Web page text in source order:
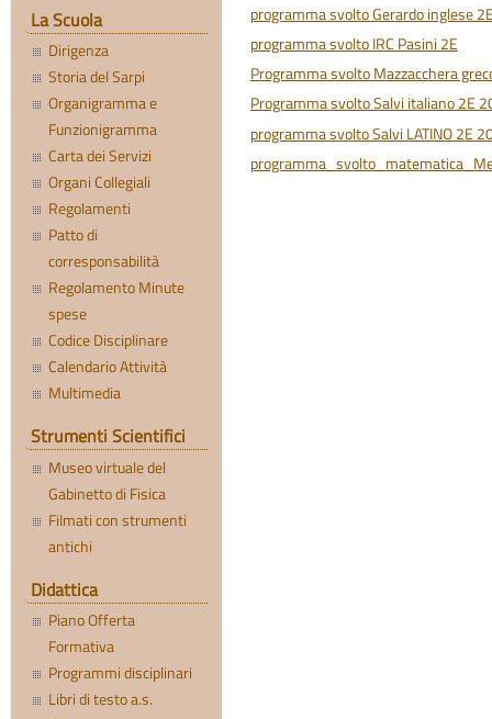
La Scuola
Dirigenza
Storia del Sarpi
Organigramma e
Funzionigramma
Carta dei Servizi
Organi Collegiali
Regolamenti
Patto di
corresponsabilità
Regolamento Minute
spese
Codice Disciplinare
Calendario Attività
Multimedia
Strumenti Scientifici
Museo virtuale del
Gabinetto di Fisica
Filmati con strumenti
antichi
Didattica
Piano Offerta
Formativa
Programmi disciplinari
Libri di testo a.s.
programma svolto Gerardo inglese
programma svolto IRC Pasini 2E
Programma svolto Mazzacchera
Programma svolto Salvi italiano 2E
programma svolto Salvi LATINO 2E